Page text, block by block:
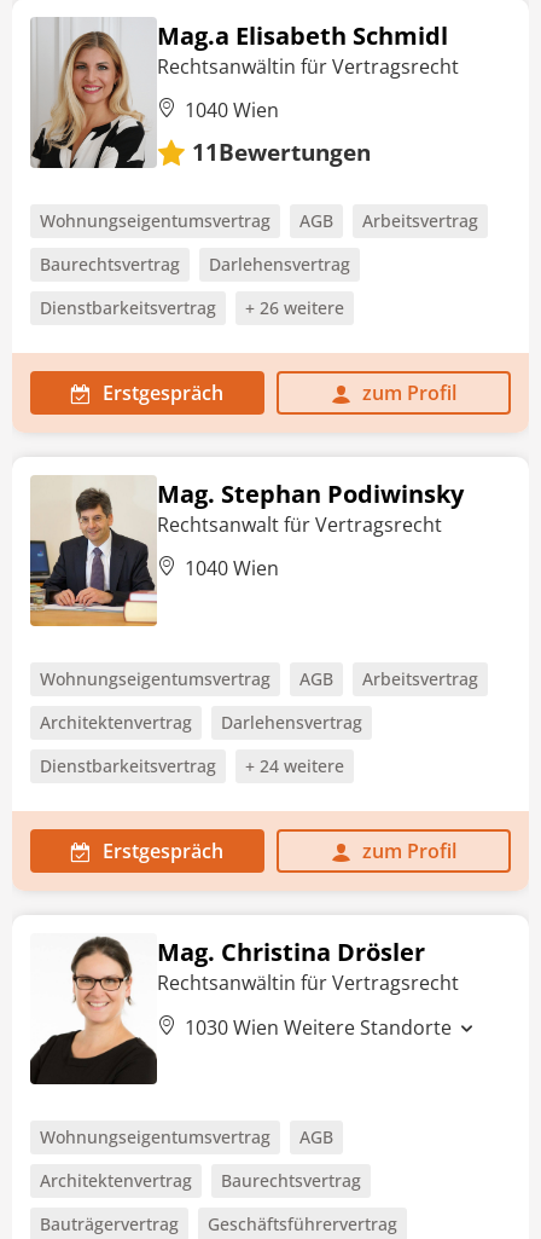
Mag.a Elisabeth Schmidl
Rechtsanwältin für Vertragsrecht
1040 Wien
11Bewertungen
Wohnungseigentumsvertrag AGB
Arbeitsvertrag
Baurechtsvertrag
Darlehensvertrag
Dienstbarkeitsvertrag
+ 26 weitere
Erstgespräch zum Profil
Mag. Stephan Podiwinsky
Rechtsanwalt für Vertragsrecht
1040 Wien
Wohnungseigentumsvertrag AGB
Arbeitsvertrag
Architektenvertrag
Darlehensvertrag
Dienstbarkeitsvertrag
+ 24 weitere
Erstgespräch zum Profil
Mag. Christina Drösler
Rechtsanwältin für Vertragsrecht
1030 Wien Weitere Standorte
Wohnungseigentumsvertrag
AGB
Architektenvertrag
Baurechtsvertrag
Bauträgervertrag
Geschäftsführervertrag